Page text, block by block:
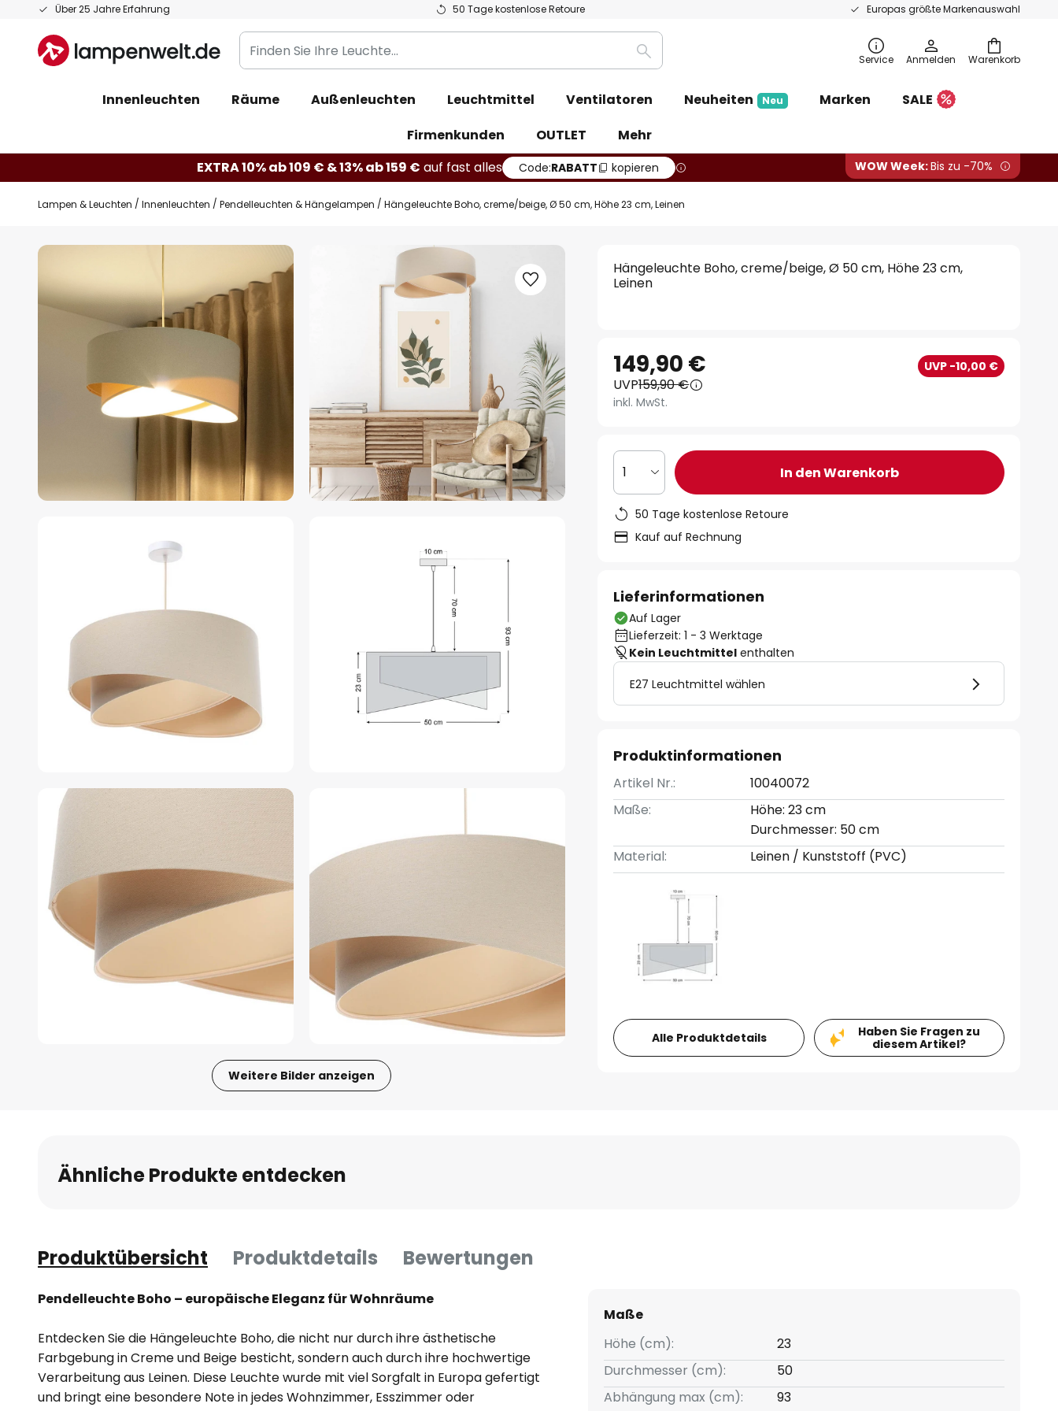
Über 25 Jahre Erfahrung 50 Tage kostenlose Retoure Europas größte Markenauswahl
Zum
springen
Warenkorb
Finden
Sie
Leuchte...
Suche Service Anmelden
Innenleuchten Räume Außenleuchten Leuchtmittel Ventilatoren Neuheiten Neu Marken
SALE
Firmenkunden
OUTLET
Mehr
EXTRA 10% ab 109 € & 13% ab 159 € auf fast alles Code:RABATT kopieren WOW Week:Bis zu -70%
Lampen & Leuchten Innenleuchten Pendelleuchten & Hängelampen Hängeleuchte Boho, creme/beige, Ø 50 cm, Höhe 23 cm, Leinen
Zum
der
Weitere Bilder anzeigen
Bildgalerie
springen
Hängeleuchte Boho, creme/beige, Ø 50 cm, Höhe 23 cm,
Leinen
149,90 € UVP -10,00 €
UVP159,90 €
inkl. MwSt.
1 In den Warenkorb
50 Tage kostenlose Retoure
Kauf auf Rechnung
Lieferinformationen
Auf Lager
Lieferzeit: 1 - 3 Werktage
Kein Leuchtmittel enthalten
E27 Leuchtmittel wählen
Produktinformationen
Artikel Nr.:
10040072
Maße:
Höhe: 23 cm
Durchmesser: 50 cm
Material:
Leinen / Kunststoff (PVC)
Alle Produktdetails
Haben Sie Fragen zu
diesem Artikel?
Ähnliche Produkte entdecken
Produktübersicht Produktdetails Bewertungen
Pendelleuchte Boho – europäische Eleganz für Wohnräume
Entdecken Sie die Hängeleuchte Boho, die nicht nur durch ihre ästhetische
Farbgebung in Creme und Beige besticht, sondern auch durch ihre hochwertige
Verarbeitung aus Leinen. Diese Leuchte wurde mit viel Sorgfalt in Europa gefertigt
und bringt eine besondere Note in jedes Wohnzimmer, Esszimmer oder
Maße
Höhe (cm):
23
Durchmesser (cm):
50
Abhängung max (cm):
93